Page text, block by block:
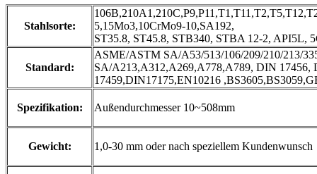
Stahlsorte:
5,15Mo3,10CrMo9-10,SA192,
ST35.8, ST45.8, STB340, STBA 12-2, API5L,
Standard:
ASME/ASTM SA/A53/513/106/209/210/213/
SA/A213,A312,A269,A778,A789, DIN 17456,
17459,DIN17175,EN10216
Spezifikation: Außendurchmesser 10~508mm
Gewicht: 1,0-30 mm oder nach speziellem Kundenwunsch